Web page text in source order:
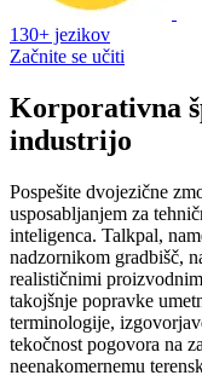
130+ jezikov
Začnite se učiti
Korporativna
industrijo
Pospešite dvojezične
usposabljanjem za
inteligenca. Talkpal,
nadzornikom gradbišč,
realističnimi
takojšnje popravke
terminologije,
tekočnost pogovora na
neenakomernemu